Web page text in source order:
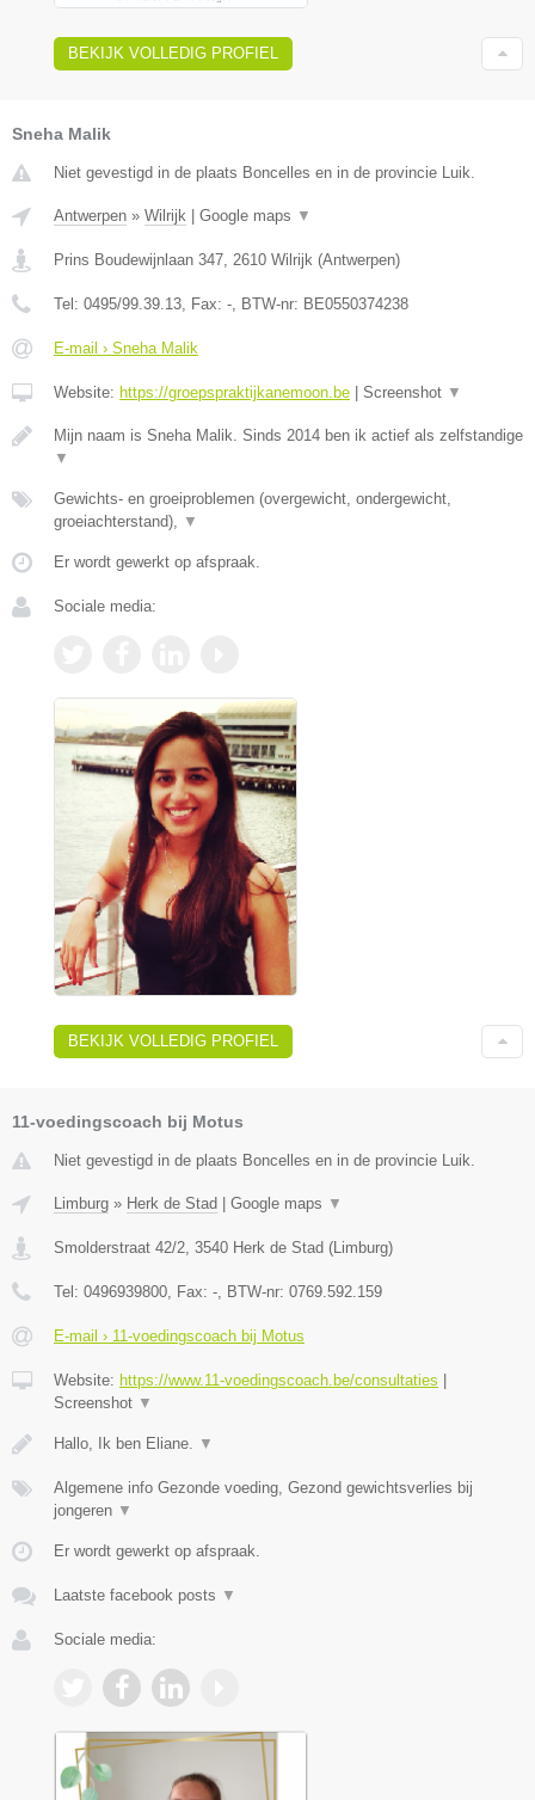
BEKIJK VOLLEDIG PROFIEL
Sneha Malik
Niet gevestigd in de plaats Boncelles en in de provincie Luik.
Antwerpen » Wilrijk Google maps ▼
Prins Boudewijnlaan 347, 2610 Wilrijk (Antwerpen)
Tel: 0495/99.39.13, Fax: -, BTW-nr: BE0550374238
E-mail › Sneha Malik
Website: https://groepspraktijkanemoon.be Screenshot ▼
Mijn naam is Sneha Malik. Sinds 2014 ben ik actief als zelfstandige
▼
Gewichts- en groeiproblemen (overgewicht, ondergewicht,
groeiachterstand), ▼
Er wordt gewerkt op afspraak.
Sociale media:
BEKIJK VOLLEDIG PROFIEL
11-voedingscoach bij Motus
Niet gevestigd in de plaats Boncelles en in de provincie Luik.
Limburg » Herk de Stad Google maps ▼
Smolderstraat 42/2 3540 Herk de Stad ( Limburg)
Tel: 0496939800 , Fax: - , BTW-nr: 0769.592.159
E-mail › 11-voedingscoach bij Motus
Website: https://www.11-voedingscoach.be/consultaties
Screenshot ▼
Hallo, Ik ben Eliane. ▼
Algemene info Gezonde voeding, Gezond gewichtsverlies bij
jongeren ▼
Er wordt gewerkt op afspraak.
Laatste facebook posts ▼
Sociale media: